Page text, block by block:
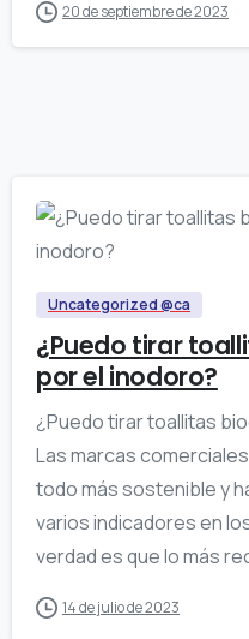
20 de septiembre de 2023
Uncategorized @ca
¿Puedo tirar
por el inodoro?
¿Puedo tirar toallitas
Las marcas
todo más sostenible y
varios indicadores en
verdad es que lo más
14 de julio de 2023